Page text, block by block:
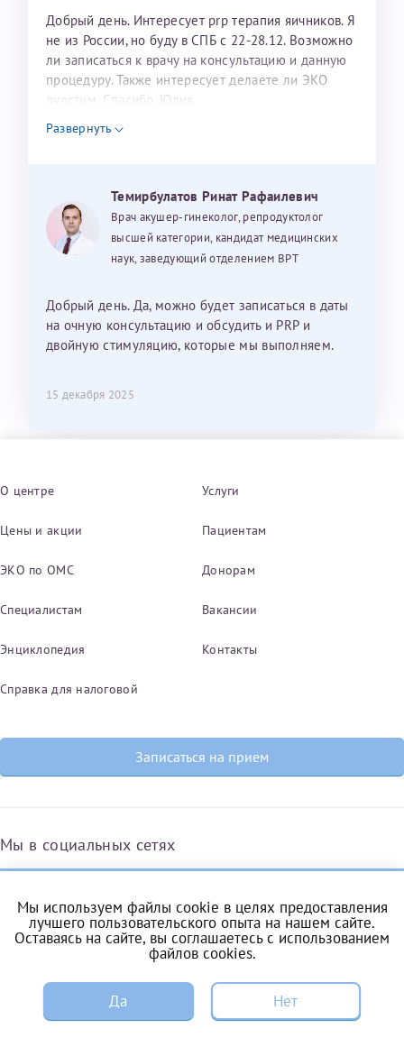
Добрый день. Интересует prp терапия яичников. Я
не из России, но буду в СПБ с 22-28.12. Возможно
ли записаться к врачу на консультацию и данную
процедуру. Также интересует делаете ли ЭКО
дуостим. Спасибо. Юлия
Развернуть
Темирбулатов Ринат Рафаилевич
Врач акушер-гинеколог, репродуктолог
высшей категории, кандидат медицинских
наук, заведующий отделением ВРТ
Добрый день. Да, можно будет записаться в даты
на очную консультацию и обсудить и PRP и
двойную стимуляцию, которые мы выполняем.
15 декабря 2025
О центре Услуги
Цены и акции Пациентам
ЭКО по ОМС Донорам
Специалистам Вакансии
Энциклопедия Контакты
Справка для налоговой
Записаться на прием
Мы в социальных сетях
Вконтакте ОдноклассникиЯндекс.Дзен Telegram Max
Комендантский проспект, 53/1A
Мы используем файлы cookie в целях предоставления
лучшего пользовательского опыта на нашем сайте.
Оставаясь на сайте, вы соглашаетесь с использованием
файлов cookies.
Да Нет
ЗАПИСЬ